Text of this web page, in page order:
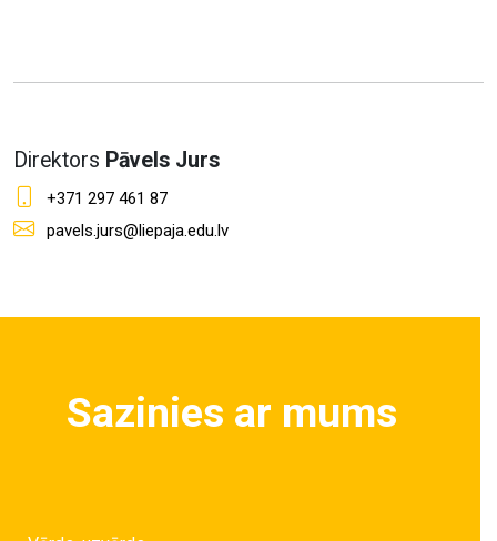
Direktors Pāvels Jurs
+371 297 461 87
pavels.jurs@liepaja.edu.lv
Sazinies ar mums